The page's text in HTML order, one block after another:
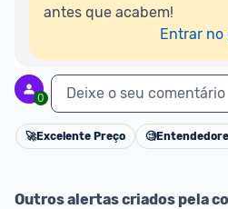
antes que acabem!
Entrar no
0 Deixe o seu comentário
🚀Excelente Preço 🧐
Outros alertas criados pela